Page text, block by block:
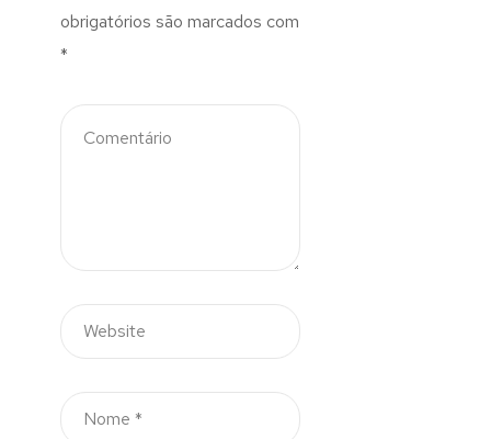
obrigatórios são marcados com
*